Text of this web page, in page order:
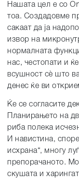
Нашата цел е со
тоа. Создадовме
сакаат да ја
извор на
нормалната
нас, честопати и
всушност сѐ што
денес ќе ви
Ќе се согласите
Планирањето на
риба полека
И навистина,
исхрана“, многу
препорачаното.
скушата и